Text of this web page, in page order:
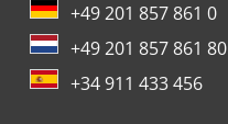
+49 201 857 861 0
+49 201 857 861 80
+34 911 433 456